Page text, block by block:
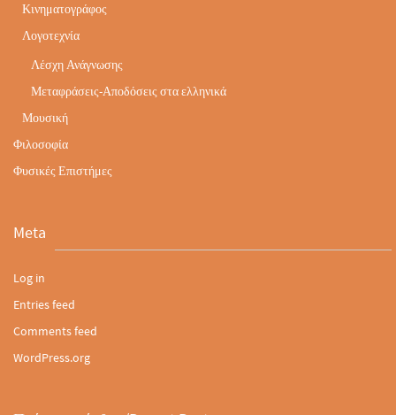
Κινηματογράφος
Λογοτεχνία
Λέσχη Ανάγνωσης
Μεταφράσεις-Αποδόσεις στα ελληνικά
Μουσική
Φιλοσοφία
Φυσικές Επιστήμες
Meta
Log in
Entries feed
Comments feed
WordPress.org